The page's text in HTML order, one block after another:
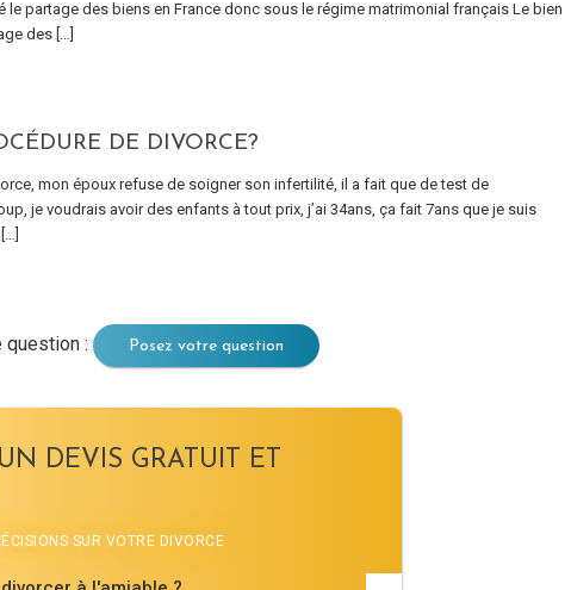
partage des biens en France donc sous le régime matrimonial français Le bien
des […]
DE DIVORCE?
mon époux refuse de soigner son infertilité, il a fait que de test de
je voudrais avoir des enfants à tout prix, j’ai 34ans, ça fait 7ans que je suis
question : Posez votre question
DEVIS GRATUIT ET
SUR VOTRE DIVORCE